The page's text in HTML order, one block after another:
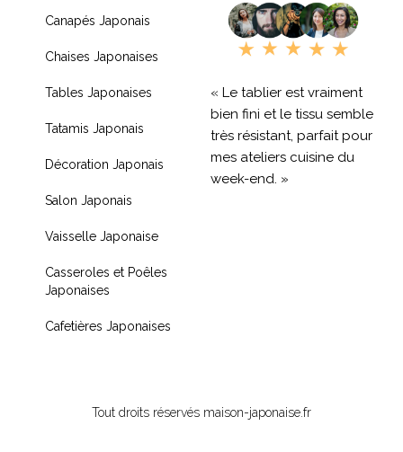
Canapés Japonais
Chaises Japonaises
Tables Japonaises
Tatamis Japonais
Décoration Japonais
Salon Japonais
Vaisselle Japonaise
Casseroles et Poêles
Japonaises
Cafetières Japonaises
« Le tablier est vraiment
bien fini et le tissu semble
très résistant, parfait pour
mes ateliers cuisine du
week-end. »
Tout droits réservés maison-japonaise.fr